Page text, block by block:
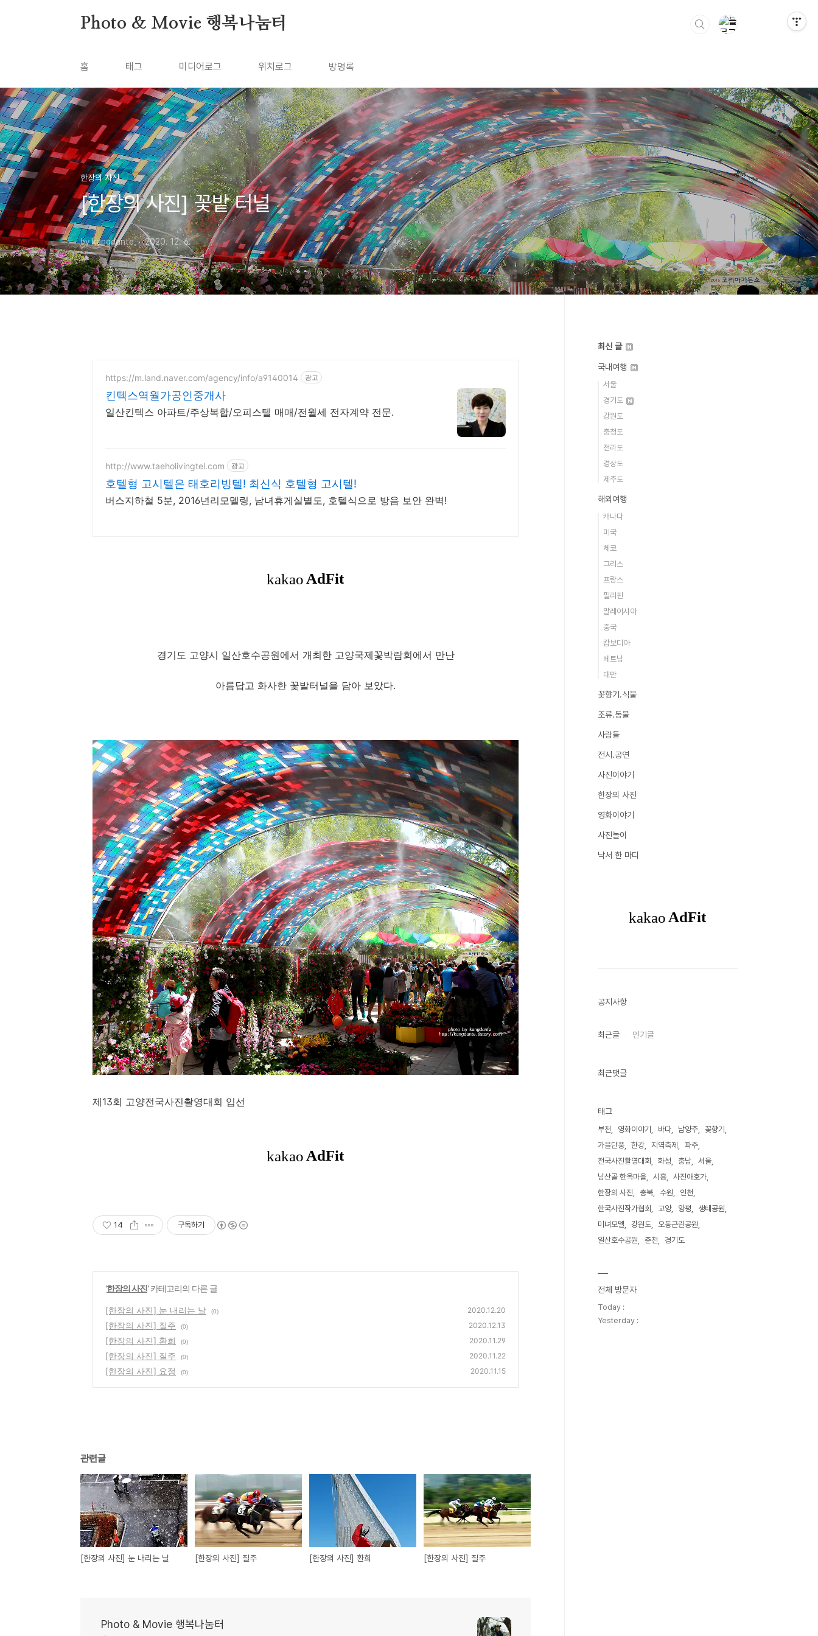
Photo & Movie 행복나눔터
홈 태그 미디어로그 위치로그 방명록
한장의 사진
[한장의 사진] 꽃밭 터널
by kangdante 2020. 12. 6.
https://m.land.naver.com/agency/info/a9140014 광고
킨텍스역월가공인중개사
일산킨텍스 아파트/주상복합/오피스텔 매매/전월세 전자계약 전문.
http://www.taeholivingtel.com 광고
호텔형 고시텔은 태호리빙텔! 최신식 호텔형 고시텔!
버스지하철 5분, 2016년리모델링, 남녀휴게실별도, 호텔식으로 방음 보안 완벽!
경기도 고양시 일산호수공원에서 개최한 고양국제꽃박람회에서 만난
아름답고 화사한 꽃밭터널을 담아 보았다.
제13회 고양전국사진촬영대회 입선
14 구독하기
'한장의 사진' 카테고리의 다른 글
[한장의 사진] 눈 내리는 날 (0) 2020.12.20
[한장의 사진] 질주 (0) 2020.12.13
[한장의 사진] 환희 (0) 2020.11.29
[한장의 사진] 질주 (0) 2020.11.22
[한장의 사진] 요정 (0) 2020.11.15
관련글
[한장의 사진] 눈 내리는 날 [한장의 사진] 질주 [한장의 사진] 환희 [한장의 사진] 질주
Photo & Movie 행복나눔터
최신 글
국내여행
서울
경기도
강원도
충청도
전라도
경상도
제주도
해외여행
캐나다
미국
체코
그리스
프랑스
필리핀
말레이시아
중국
캄보디아
베트남
대만
꽃향기.식물
조류.동물
사람들
전시.공연
사진이야기
한장의 사진
영화이야기
사진놀이
낙서 한 마디
공지사항
최근글 인기글
최근댓글
태그
부천 영화이야기 바다 남양주
꽃향기
가을단풍
한강 지역축제
파주
전국사진촬영대회
화성 충남
서울
남산골 한옥마을
시흥
사진애호가
한장의 사진
충북 수원
인천
한국사진작가협회
고양 양평
생태공원
미녀모델
강원도
오동근린공원
일산호수공원
춘천 경기도
전체 방문자
Today :
Yesterday :